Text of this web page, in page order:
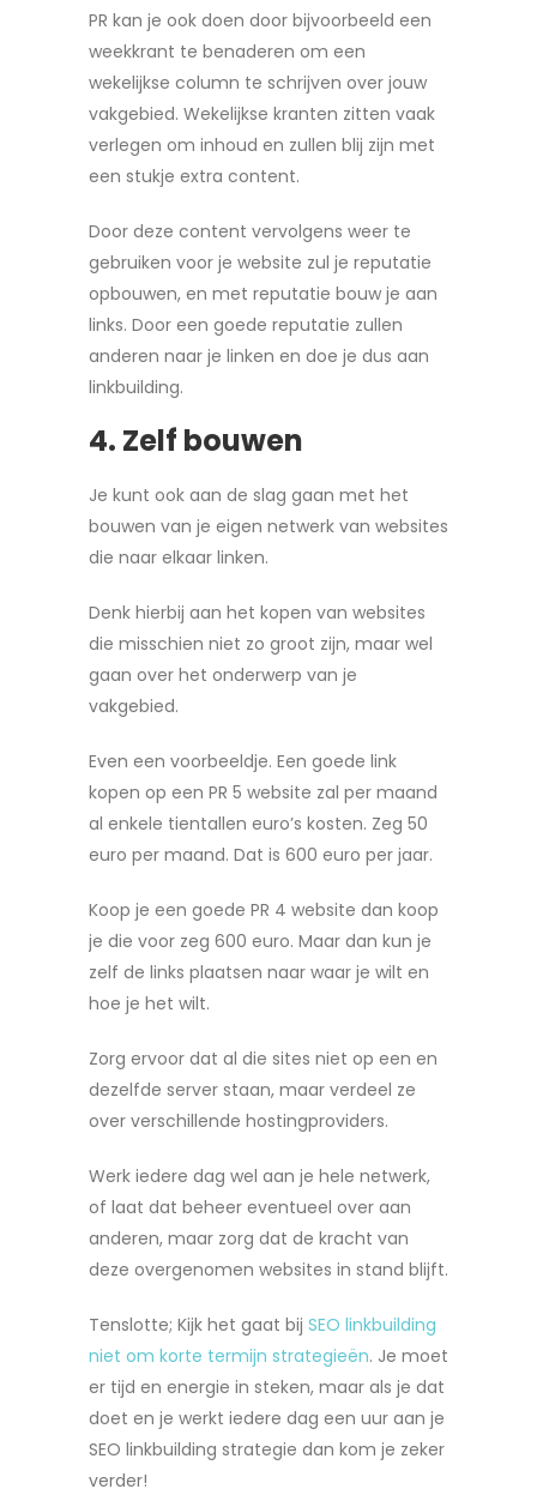
PR kan je ook doen door bijvoorbeeld een
weekkrant te benaderen om een
wekelijkse column te schrijven over jouw
vakgebied. Wekelijkse kranten zitten vaak
verlegen om inhoud en zullen blij zijn met
een stukje extra content.
Door deze content vervolgens weer te
gebruiken voor je website zul je reputatie
opbouwen, en met reputatie bouw je aan
links. Door een goede reputatie zullen
anderen naar je linken en doe je dus aan
linkbuilding.
4. Zelf bouwen
Je kunt ook aan de slag gaan met het
bouwen van je eigen netwerk van websites
die naar elkaar linken.
Denk hierbij aan het kopen van websites
die misschien niet zo groot zijn, maar wel
gaan over het onderwerp van je
vakgebied.
Even een voorbeeldje. Een goede link
kopen op een PR 5 website zal per maand
al enkele tientallen euro’s kosten. Zeg 50
euro per maand. Dat is 600 euro per jaar.
Koop je een goede PR 4 website dan koop
je die voor zeg 600 euro. Maar dan kun je
zelf de links plaatsen naar waar je wilt en
hoe je het wilt.
Zorg ervoor dat al die sites niet op een en
dezelfde server staan, maar verdeel ze
over verschillende hostingproviders.
Werk iedere dag wel aan je hele netwerk,
of laat dat beheer eventueel over aan
anderen, maar zorg dat de kracht van
deze overgenomen websites in stand blijft.
Tenslotte; Kijk het gaat bij SEO linkbuilding
niet om korte termijn strategieën. Je moet
er tijd en energie in steken, maar als je dat
doet en je werkt iedere dag een uur aan je
SEO linkbuilding strategie dan kom je zeker
verder!